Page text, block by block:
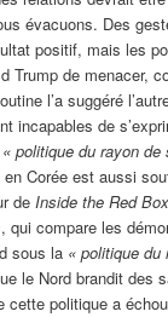
évacuons. Des
positif, mais les
Trump de menacer,
l’a suggéré
incapables de
« politique du rayon de
Corée est aussi
deInside the Red
, qui compare les
sous la « politique du
le Nord brandit des
cette politique a